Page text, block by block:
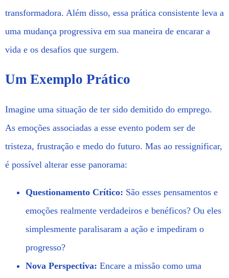
transformadora. Além disso, essa prática consistente leva a
uma mudança progressiva em sua maneira de encarar a
vida e os desafios que surgem.
Um Exemplo Prático
Imagine uma situação de ter sido demitido do emprego.
As emoções associadas a esse evento podem ser de
tristeza, frustração e medo do futuro. Mas ao ressignificar,
é possível alterar esse panorama:
Questionamento Crítico: São esses pensamentos e
emoções realmente verdadeiros e benéficos? Ou eles
simplesmente paralisaram a ação e impediram o
progresso?
Nova Perspectiva: Encare a missão como uma